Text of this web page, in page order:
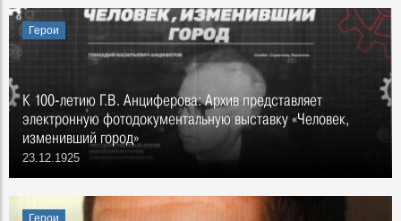
Герои
К 100-летию Г.В. Анциферова: Архив представляет
электронную фотодокументальную выставку «Человек,
изменивший город»
23.12.1925
Герои